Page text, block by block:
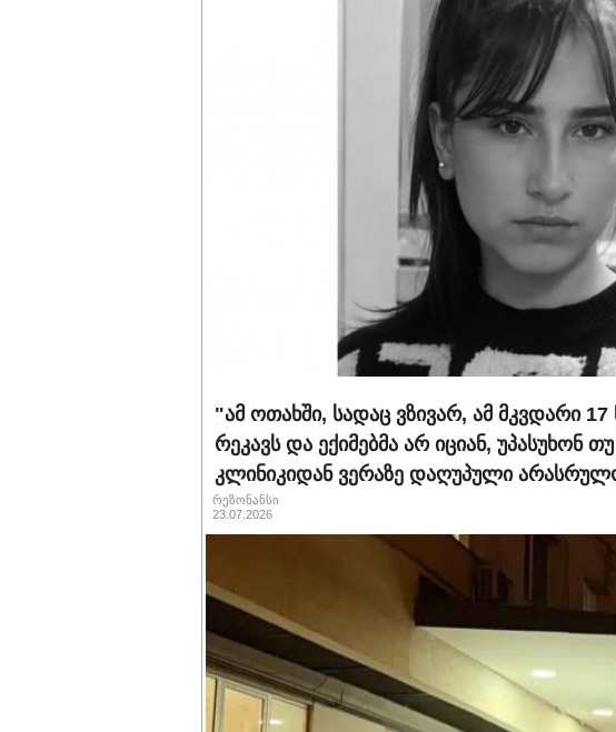
"ამ ოთახში, სადაც ვზივარ, ამ მკვდარი
რეკავს და ექიმებმა არ იციან, უპასუხონ
კლინიკიდან ვერაზე დაღუპული
რეზონანსი
23.07.2026